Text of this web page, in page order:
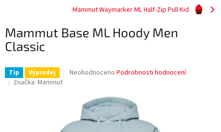
Mammut Waymarker ML Half-Zip Pull Kid
Mammut Base ML Hoody Men
Classic
Tip Výprodej
Průměrné
Neohodnoceno Podrobnosti hodnocení
Značka: Mammut